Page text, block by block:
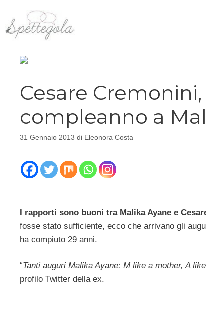
contenuto
Cesare
compleanno a
31 Gennaio 2013 di Eleonora Costa
I rapporti sono buoni tra Malika Ayane e
fosse stato sufficiente, ecco che arrivano gli
ha compiuto 29 anni.
“Tanti auguri Malika Ayane: M like a mother, A
profilo Twitter della ex.